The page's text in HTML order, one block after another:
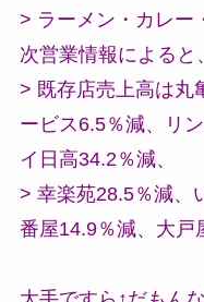
> ラーメン・カレー
次営業情報によると、
> 既存店売上高は丸
ービス6.5％減、リ
イ日高34.2％減、
> 幸楽苑28.5％減、
番屋14.9％減、大戸